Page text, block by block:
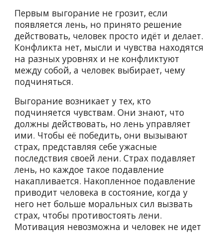
Первым выгорание не грозит, если
появляется лень, но принято решение
действовать, человек просто идёт и делает.
Конфликта нет, мысли и чувства находятся
на разных уровнях и не конфликтуют
между собой, а человек выбирает, чему
подчиняться.
Выгорание возникает у тех, кто
подчиняется чувствам. Они знают, что
должны действовать, но лень управляет
ими. Чтобы её победить, они вызывают
страх, представляя себе ужасные
последствия своей лени. Страх подавляет
лень, но каждое такое подавление
накапливается. Накопленное подавление
приводит человека в состояние, когда у
него нет больше моральных сил вызвать
страх, чтобы противостоять лени.
Мотивация невозможна и человек не идет